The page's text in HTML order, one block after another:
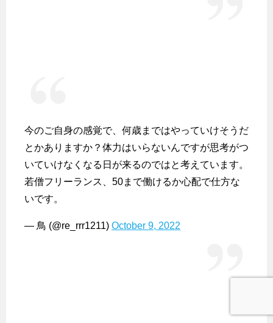
今のご自身の感覚で、何歳まではやっていけそうだ
とかありますか？体力はいらないんですが思考がつ
いていけなくなる日が来るのではと考えています。
若僧フリーランス、50まで働けるか心配で仕方な
いです。
— 鳥 (@re_rrr1211) October 9, 2022